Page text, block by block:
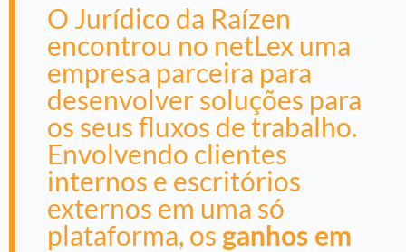
O Jurídico da Raízen
encontrou no netLex uma
empresa parceira para
desenvolver soluções para
os seus fluxos de trabalho.
Envolvendo clientes
internos e escritórios
externos em uma só
plataforma, os ganhos em